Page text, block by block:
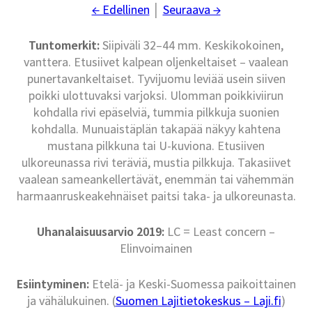
← Edellinen Seuraava →
Tuntomerkit:Siipiväli 32–44 mm. Keskikokoinen,
vanttera. Etusiivet kalpean oljenkeltaiset – vaalean
punertavankeltaiset. Tyvijuomu leviää usein siiven
poikki ulottuvaksi varjoksi. Ulomman poikkiviirun
kohdalla rivi epäselviä, tummia pilkkuja suonien
kohdalla. Munuaistäplän takapää näkyy kahtena
mustana pilkkuna tai U-kuviona. Etusiiven
ulkoreunassa rivi teräviä, mustia pilkkuja. Takasiivet
vaalean sameankellertävät, enemmän tai vähemmän
harmaanruskeakehnäiset paitsi taka- ja ulkoreunasta.
Uhanalaisuusarvio 2019: LC = Least concern –
Elinvoimainen
Esiintyminen:Etelä- ja Keski-Suomessa paikoittainen
ja vähälukuinen. (Suomen Lajitietokeskus – Laji.fi)